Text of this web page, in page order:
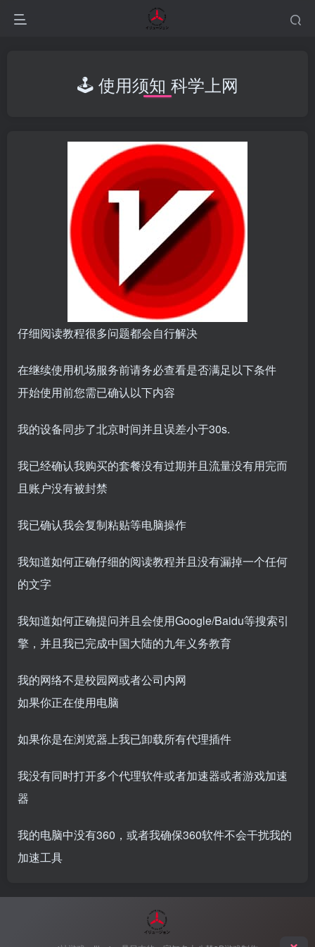
🕹️ 使用须知 科学上网
仔细阅读教程很多问题都会自行解决
在继续使用机场服务前请务必查看是否满足以下条件
开始使用前您需已确认以下内容
我的设备同步了北京时间并且误差小于30s.
我已经确认我购买的套餐没有过期并且流量没有用完而
且账户没有被封禁
我已确认我会复制粘贴等电脑操作
我知道如何正确仔细的阅读教程并且没有漏掉一个任何
的文字
我知道如何正确提问并且会使用Google/Baidu等搜索引
擎，并且我已完成中国大陆的九年义务教育
我的网络不是校园网或者公司内网
如果你正在使用电脑
如果你是在浏览器上我已卸载所有代理插件
我没有同时打开多个代理软件或者加速器或者游戏加速
器
我的电脑中没有360，或者我确保360软件不会干扰我的
加速工具